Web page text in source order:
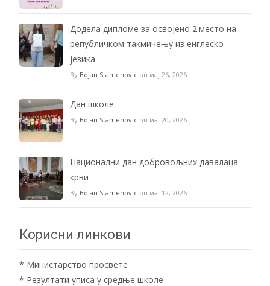
Додела дипломе за освојено 2.место на
републичком такмичењу из енглеско
језика
By Bojan Stamenovic on мај 26, 2026
Дан школе
By Bojan Stamenovic on мај 20, 2026
Национални дан добровољних давалаца
крви
By Bojan Stamenovic on мај 12, 2026
Корисни линкови
* Министарство просвете
* Резултати уписа у средње школе